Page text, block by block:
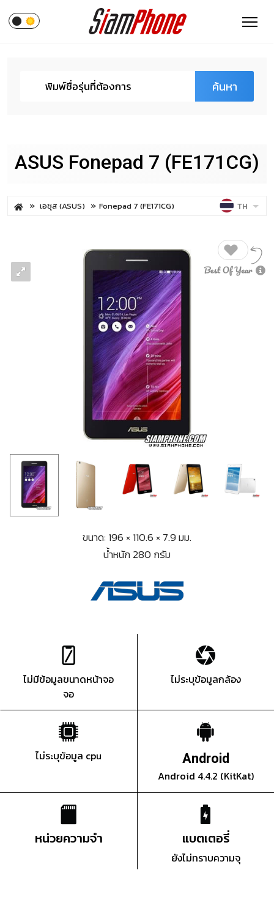
ค้นหา
ASUS Fonepad 7 (FE171CG)
เอซุส (ASUS) Fonepad 7 (FE171CG) TH
ขนาด: 196 × 110.6 × 7.9 มม.
น้ำหนัก 280 กรัม
ไม่มีข้อมูลขนาดหน้าจอ
จอ
ไม่ระบุข้อมูลกล้อง
ไม่ระบุข้อมูล cpu Android
Android 4.4.2 (KitKat)
หน่วยความจำ แบตเตอรี่
ยังไม่ทราบความจุ